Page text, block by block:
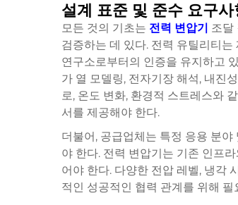
설계 표준 및 준수 요구사
모든 것의 기초는 전력 변압기 조달
검증하는 데 있다. 전력 유틸리티
연구소로부터의 인증을 유지하고
가 열 모델링, 전자기장 해석, 내진
로, 온도 변화, 환경적 스트레스와
서를 제공해야 한다.
더불어, 공급업체는 특정 응용 분
야 한다. 전력 변압기는 기존 인프
어야 한다. 다양한 전압 레벨, 냉각
적인 성공적인 협력 관계를 위해